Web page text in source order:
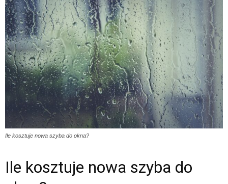
Ile kosztuje nowa szyba do okna?
Ile kosztuje nowa szyba do